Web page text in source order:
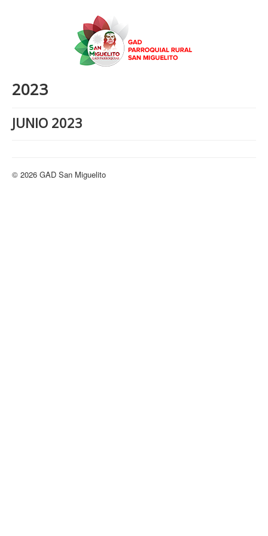
2023
JUNIO 2023
© 2026 GAD San Miguelito